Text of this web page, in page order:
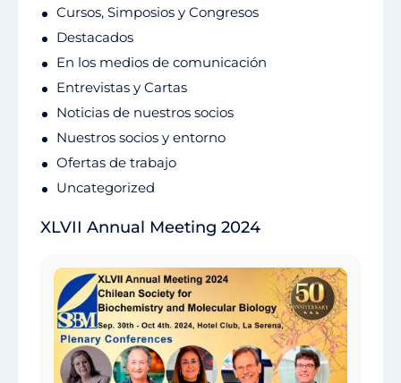
Cursos, Simposios y Congresos
Destacados
En los medios de comunicación
Entrevistas y Cartas
Noticias de nuestros socios
Nuestros socios y entorno
Ofertas de trabajo
Uncategorized
XLVII Annual Meeting 2024